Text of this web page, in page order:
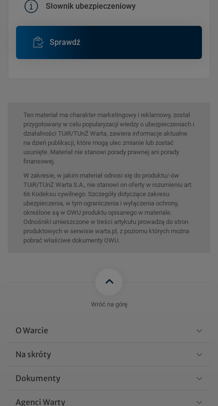
Słownik ubezpieczeniowy
Sprawdź
Ten materiał ma charakter marketingowy i reklamowy, został
przygotowany w celu popularyzacji wiedzy o ubezpieczeniach i
działalności TUiR/TUnŻ Warta, zawiera informacje aktualne
na dzień publikacji, które mogą ulec zmianie lub zostać
usunięte. Materiał nie stanowi porady prawnej ani porady
finansowej.
W zakresie, w jakim materiał odnosi się do produktu/-ów
TUiR/TUnŻ Warta S.A., nie stanowi on oferty w rozumieniu art.
66 Kodeksu cywilnego. Szczegóły dotyczące zakresu
ubezpieczenia, w tym ograniczenia i wyłączenia ochrony,
określone są w OWU produktu opisanego w materiale.
Odnośniki umieszczone w treści artykułu prowadzą do stron
produktowych w serwisie warta.pl, z poziomu których można
pobrać właściwe dokumenty OWU.
Wróć na górę
O Warcie
Na skróty
Dokumenty
Agenci Warty